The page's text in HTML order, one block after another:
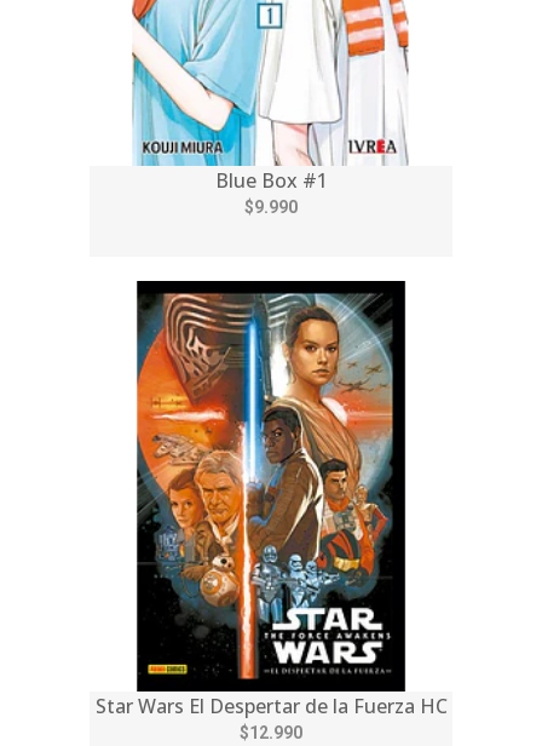
Blue Box #1
$9.990
Star Wars El Despertar de la Fuerza HC
$12.990